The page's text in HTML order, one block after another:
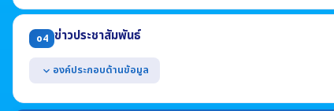
แสดงข้อมูลการติดต่อของหน่วยงาน อย่างน้อยประกอบด้วย
(1) ที่อยู่สำนักงาน (2) หมายเลขโทรศัพท์ (3) หมายเลขโทรสาร
(4) ที่อยู่ไปรษณีย์อิเล็กทรอนิกส์ (5) แผนที่ตั้ง
แสดงช่องทางการสอบถามข้อมูลออนไลน์ของหน่วยงาน
o4 ข่าวประชาสัมพันธ์
expand_more องค์ประกอบด้านข้อมูล
แสดงข้อมูลข่าวสารต่างๆ ที่เกี่ยวข้องกับการดำเนินงานตามอำนาจห